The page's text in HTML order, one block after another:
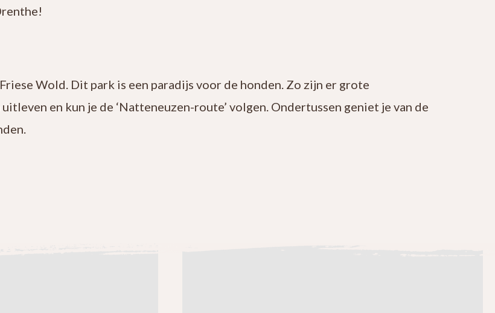
Wold. Dit park is een paradijs voor de honden. Zo zijn er grote
en kun je de ‘Natteneuzen-route’ volgen. Ondertussen geniet je van de